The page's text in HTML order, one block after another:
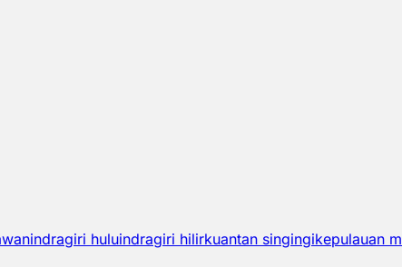
indragiri huluindragiri hilirkuantan singingikepulauan